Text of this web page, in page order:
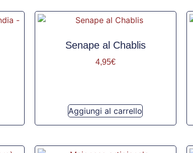
Senape al Chablis
4,95€
Aggiungi al carrello